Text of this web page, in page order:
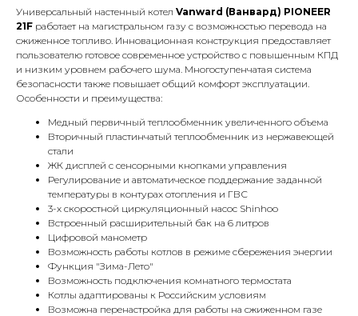
Универсальный настенный котел Vanward (Ванвард) PIONEER
21F работает на магистральном газу с возможностью перевода на
сжиженное топливо. Инновационная конструкция предоставляет
пользователю готовое современное устройство с повышенным КПД
и низким уровнем рабочего шума. Многоступенчатая система
безопасности также повышает общий комфорт эксплуатации.
Особенности и преимущества:
Медный первичный теплообменник увеличенного объема
Вторичный пластинчатый теплообменник из нержавеющей
стали
ЖК дисплей с сенсорными кнопками управления
Регулирование и автоматическое поддержание заданной
температуры в контурах отопления и ГВС
3-х скоростной циркуляционный насос Shinhoo
Встроенный расширительный бак на 6 литров
Цифровой манометр
Возможность работы котлов в режиме сбережения энергии
Функция "Зима-Лето"
Возможность подключения комнатного термостата
Котлы адаптированы к Российским условиям
Возможна перенастройка для работы на сжиженном газе
КОНТАКТЫ